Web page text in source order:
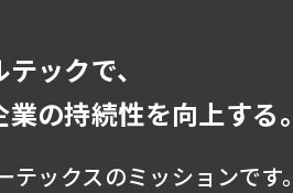
ックで、
の持続性を向上する。
テックスのミッションです。